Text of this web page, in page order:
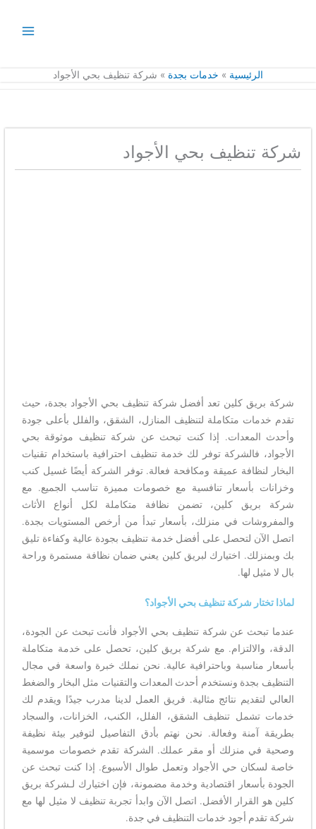
الرئيسية خدمات بجدة شركة تنظيف بحي الأجواد
شركة تنظيف بحي الأجواد
شركة بريق كلين تعد أفضل شركة تنظيف بحي الأجواد بجدة، حيث
تقدم خدمات متكاملة لتنظيف المنازل، الشقق، والفلل بأعلى جودة
وأحدث المعدات. إذا كنت تبحث عن شركة تنظيف موثوقة بحي
الأجواد، فالشركة توفر لك خدمة تنظيف احترافية باستخدام تقنيات
البخار لنظافة عميقة ومكافحة فعالة. توفر الشركة أيضًا غسيل كنب
وخزانات بأسعار تنافسية مع خصومات مميزة تناسب الجميع. مع
شركة بريق كلين، تضمن نظافة متكاملة لكل أنواع الأثاث
والمفروشات في منزلك، بأسعار تبدأ من أرخص المستويات بجدة.
اتصل الآن لتحصل على أفضل خدمة تنظيف بجودة عالية وكفاءة تليق
بك وبمنزلك. اختيارك لبريق كلين يعني ضمان نظافة مستمرة وراحة
بال لا مثيل لها.
لماذا تختار شركة تنظيف بحي الأجواد؟
عندما تبحث عن شركة تنظيف بحي الأجواد فأنت تبحث عن الجودة،
الدقة، والالتزام. مع شركة بريق كلين، تحصل على خدمة متكاملة
بأسعار مناسبة وباحترافية عالية. نحن نملك خبرة واسعة في مجال
التنظيف بجدة ونستخدم أحدث المعدات والتقنيات مثل البخار والضغط
العالي لتقديم نتائج مثالية. فريق العمل لدينا مدرب جيدًا ويقدم لك
خدمات تشمل تنظيف الشقق، الفلل، الكنب، الخزانات، والسجاد
بطريقة آمنة وفعالة. نحن نهتم بأدق التفاصيل لتوفير بيئة نظيفة
وصحية في منزلك أو مقر عملك. الشركة تقدم خصومات موسمية
خاصة لسكان حي الأجواد وتعمل طوال الأسبوع. إذا كنت تبحث عن
الجودة بأسعار اقتصادية وخدمة مضمونة، فإن اختيارك لـشركة بريق
كلين هو القرار الأفضل. اتصل الآن وابدأ تجربة تنظيف لا مثيل لها مع
شركة تقدم أجود خدمات التنظيف في جدة.